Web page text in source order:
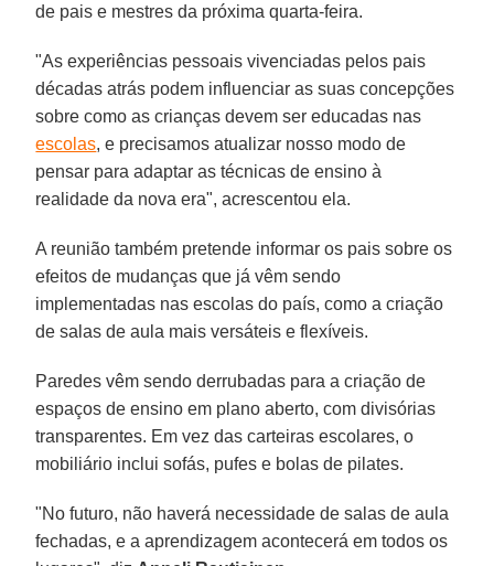
de pais e mestres da próxima quarta-feira.
"As experiências pessoais vivenciadas pelos pais
décadas atrás podem influenciar as suas concepções
sobre como as crianças devem ser educadas nas
escolas, e precisamos atualizar nosso modo de
pensar para adaptar as técnicas de ensino à
realidade da nova era", acrescentou ela.
A reunião também pretende informar os pais sobre os
efeitos de mudanças que já vêm sendo
implementadas nas escolas do país, como a criação
de salas de aula mais versáteis e flexíveis.
Paredes vêm sendo derrubadas para a criação de
espaços de ensino em plano aberto, com divisórias
transparentes. Em vez das carteiras escolares, o
mobiliário inclui sofás, pufes e bolas de pilates.
"No futuro, não haverá necessidade de salas de aula
fechadas, e a aprendizagem acontecerá em todos os